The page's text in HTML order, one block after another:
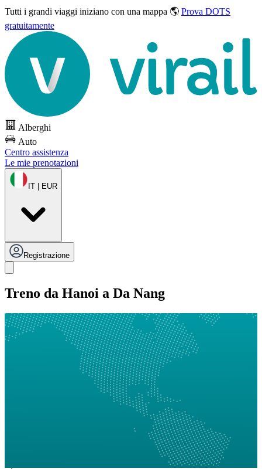
Tutti i grandi viaggi iniziano con una mappa 🌎 Prova DOTS
gratuitamente
Alberghi
Auto
Centro assistenza
Le mie prenotazioni
IT | EUR
Registrazione
Treno da Hanoi a Da Nang